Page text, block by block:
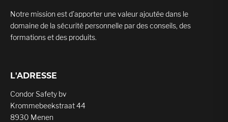
Notre mission est d’apporter une valeur ajoutée dans le
domaine de la sécurité personnelle par des conseils, des
formations et des produits.
L'ADRESSE
Condor Safety bv
Krommebeekstraat 44
8930 Menen